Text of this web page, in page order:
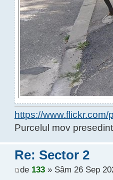
https://
Purcelul mov
Re: Sector 2
de 133» Sâm 26 Sep